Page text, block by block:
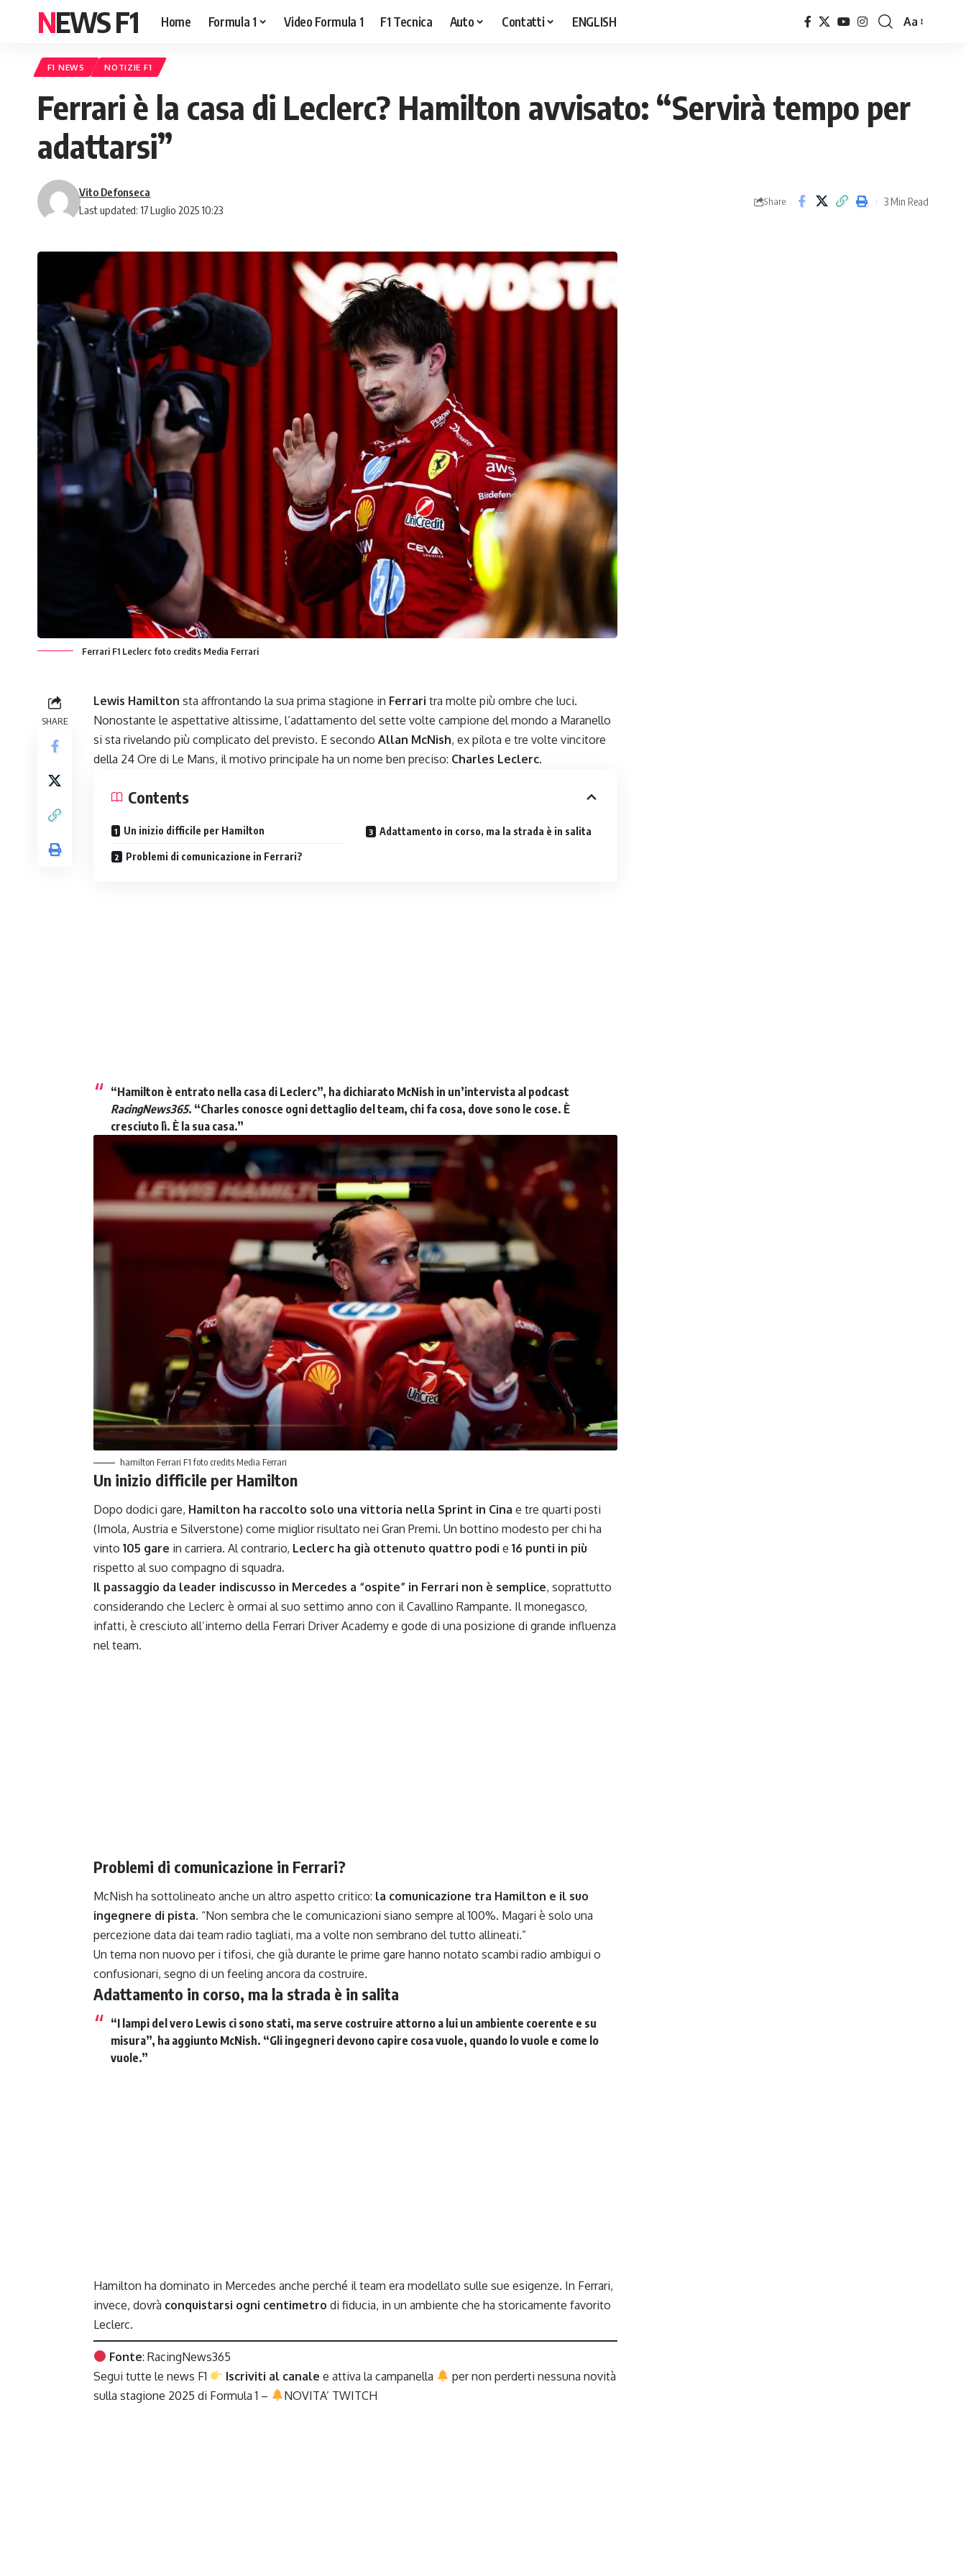
NEWS F1 Home Formula 1 Video Formula 1 F1 Tecnica Auto Contatti ENGLISH
Font
Aa
F1 NEWS NOTIZIE F1
Ferrari è la casa di Leclerc? Hamilton avvisato: “Servirà tempo per
adattarsi”
Last updated: 17 Luglio 2025 10:23
Vito Defonseca
Share 3 Min Read
Ferrari F1 Leclerc foto credits Media Ferrari
SHARE
Lewis Hamilton sta affrontando la sua prima stagione in Ferrari tra molte più ombre che luci.
Nonostante le aspettative altissime, l’adattamento del sette volte campione del mondo a Maranello
si sta rivelando più complicato del previsto. E secondo Allan McNish, ex pilota e tre volte vincitore
della 24 Ore di Le Mans, il motivo principale ha un nome ben preciso: Charles Leclerc.
Contents
Un inizio difficile per Hamilton
Problemi di comunicazione in Ferrari?
Adattamento in corso, ma la strada è in salita
“Hamilton è entrato nella casa di Leclerc”, ha dichiarato McNish in un’intervista al podcast
RacingNews365. “Charles conosce ogni dettaglio del team, chi fa cosa, dove sono le cose. È
cresciuto lì. È la sua casa.”
hamilton Ferrari F1 foto credits Media Ferrari
Un inizio difficile per Hamilton
Dopo dodici gare, Hamilton ha raccolto solo una vittoria nella Sprint in Cina e tre quarti posti
(Imola, Austria e Silverstone) come miglior risultato nei Gran Premi. Un bottino modesto per chi ha
vinto 105 gare in carriera. Al contrario, Leclerc ha già ottenuto quattro podi e 16 punti in più
rispetto al suo compagno di squadra.
Il passaggio da leader indiscusso in Mercedes a “ospite” in Ferrari non è semplice, soprattutto
considerando che Leclerc è ormai al suo settimo anno con il Cavallino Rampante. Il monegasco,
infatti, è cresciuto all’interno della Ferrari Driver Academy e gode di una posizione di grande influenza
nel team.
Problemi di comunicazione in Ferrari?
McNish ha sottolineato anche un altro aspetto critico: la comunicazione tra Hamilton e il suo
ingegnere di pista. “Non sembra che le comunicazioni siano sempre al 100%. Magari è solo una
percezione data dai team radio tagliati, ma a volte non sembrano del tutto allineati.”
Un tema non nuovo per i tifosi, che già durante le prime gare hanno notato scambi radio ambigui o
confusionari, segno di un feeling ancora da costruire.
Adattamento in corso, ma la strada è in salita
“I lampi del vero Lewis ci sono stati, ma serve costruire attorno a lui un ambiente coerente e su
misura”, ha aggiunto McNish. “Gli ingegneri devono capire cosa vuole, quando lo vuole e come lo
vuole.”
Hamilton ha dominato in Mercedes anche perché il team era modellato sulle sue esigenze. In Ferrari,
invece, dovrà conquistarsi ogni centimetro di fiducia, in un ambiente che ha storicamente favorito
Leclerc.
Fonte:RacingNews365
Segui tutte le news F1
Iscriviti al canale e attiva la campanella
per non perderti nessuna novità
sulla stagione 2025 di Formula 1 – NOVITA’ TWITCH